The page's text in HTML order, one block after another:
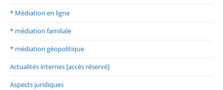
* Médiation en ligne
* médiation familiale
* médiation géopolitique
Actualités internes [accès réservé]
Aspects juridiques